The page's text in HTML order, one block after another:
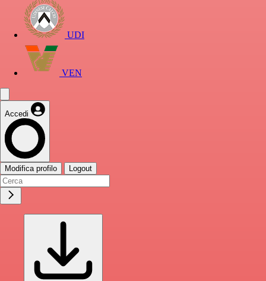
UDI
VEN
Accedi
Modifica profilo Logout